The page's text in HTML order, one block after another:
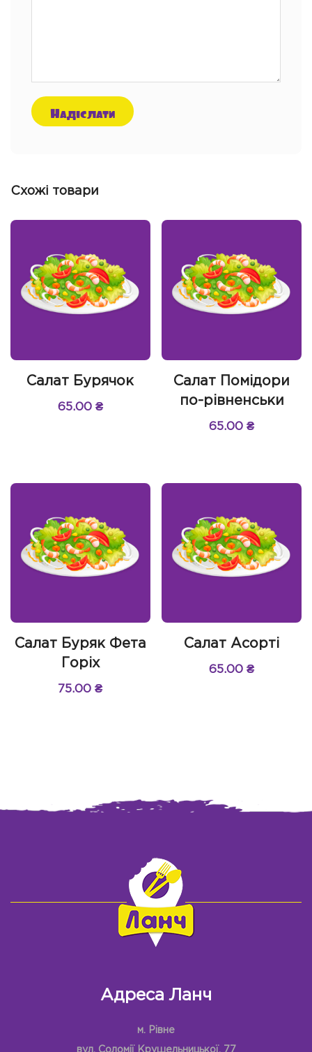
Схожі товари
Салат Бурячок
65.00 ₴
Салат Помідори
по-рівненськи
65.00₴
Салат Буряк Фета
Горіх
75.00₴
Салат Асорті
65.00₴
Адреса Ланч
м. Рівне
вул. Соломії Крушельницької, 77